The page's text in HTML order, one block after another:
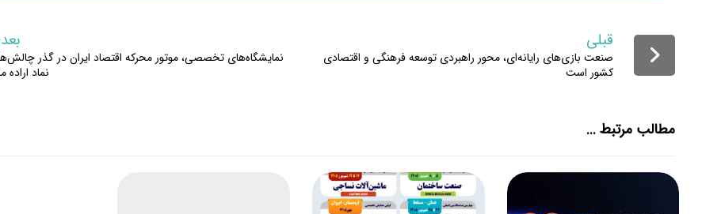
قبلی
صنعت بازی‌های رایانه‌ای، محور راهبردی توسعه فرهنگی و اقتصادی
کشور است
نمایشگاه‌های تخصصی، موتور محرکه اقتصاد ایران در گذر
نماد اراده
مطالب مرتبط ...